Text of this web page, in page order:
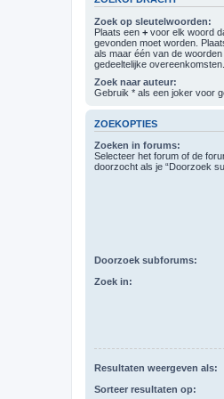
Zoek op sleutelwoorden:
Plaats een + voor elk woord
gevonden moet worden.
als maar één van de
gedeeltelijke overeenkomsten.
Zoek naar auteur:
Gebruik * als een joker voor
ZOEKOPTIES
Zoeken in forums:
Selecteer het forum of de
doorzocht als je “Doorzoek
Doorzoek subforums:
Zoek in:
Resultaten weergeven als:
Sorteer resultaten op: